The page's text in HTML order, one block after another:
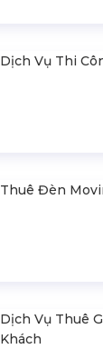
Dịch Vụ Thi
Thuê Đèn
Dịch Vụ Thuê
Khách